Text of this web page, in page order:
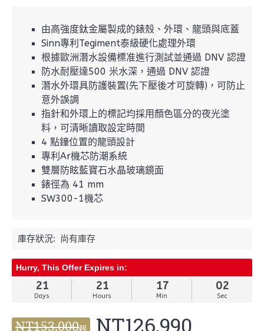
由高強度鈦金屬製成的錶殼、外環、龍頭與底蓋
Sinn專利Tegiment泰級硬化處理外環
根據歐洲潛水設備標准進行測試並通過 DNV 認證
防水耐壓達500 米水深，通過 DNV 認證
潛水外環具防護裝置(先下壓後才可旋轉)，可防止
意外誤調
指針和外環上的標記均採用顏色區分的夜光塗
料，可清晰讀取設定時間
4 點鐘位置的龍頭設計
專利Ar機芯防潮系統
雙層防眩藍寶石水晶玻璃鏡面
錶徑為 41 mm
SW300-1機芯
庫存狀況: 尚有庫存
Hurry, This Offer Expires in:
21
Days
21
Hours
17
Min
01
Sec
NT153,000起 NT126,990